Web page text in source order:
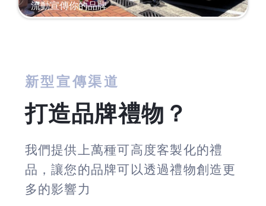
流動宣傳你的品牌
新型宣傳渠道
打造品牌禮物？
我們提供上萬種可高度客製化的禮
品，讓您的品牌可以透過禮物創造更
多的影響力